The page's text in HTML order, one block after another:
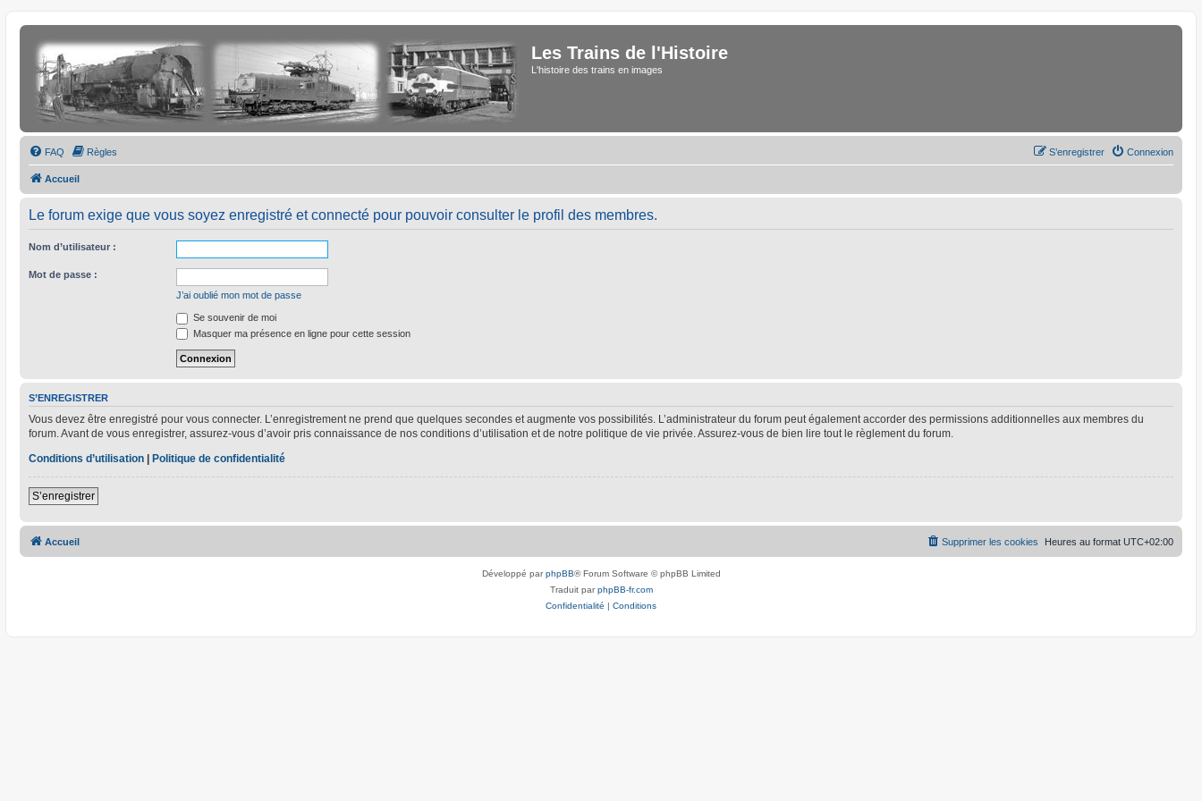
Les Trains de l'Histoire
L'histoire des trains en images
FAQ Règles Connexion
S’enregistrer
Accueil
Le forum exige que vous soyez enregistré et connecté pour pouvoir consulter le profil des membres.
Nom d’utilisateur :
Mot de passe :
J’ai oublié mon mot de passe
Se souvenir de moi
Masquer ma présence en ligne pour cette session
S’ENREGISTRER
Vous devez être enregistré pour vous connecter. L’enregistrement ne prend que quelques secondes et augmente vos possibilités. L’administrateur du forum peut également accorder des permissions additionnelles aux membres du
forum. Avant de vous enregistrer, assurez-vous d’avoir pris connaissance de nos conditions d’utilisation et de notre politique de vie privée. Assurez-vous de bien lire tout le règlement du forum.
Conditions d’utilisation | Politique de confidentialité
S’enregistrer
Accueil Heures au format UTC+02:00
Supprimer les cookies
Développé parphpBB® Forum Software © phpBB Limited
Traduit parphpBB-fr.com
Confidentialité | Conditions